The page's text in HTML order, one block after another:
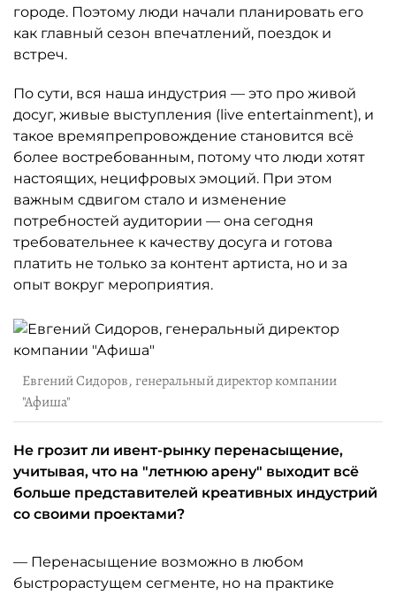
городе. Поэтому люди начали планировать его
как главный сезон впечатлений, поездок и
встреч.
По сути, вся наша индустрия — это про живой
досуг, живые выступления (live entertainment), и
такое времяпрепровождение становится всё
более востребованным, потому что люди хотят
настоящих, нецифровых эмоций. При этом
важным сдвигом стало и изменение
потребностей аудитории — она сегодня
требовательнее к качеству досуга и готова
платить не только за контент артиста, но и за
опыт вокруг мероприятия.
Евгений Сидоров, генеральный директор компании
"Афиша"
Не грозит ли ивент-рынку перенасыщение,
учитывая, что на "летнюю арену" выходит всё
больше представителей креативных индустрий
со своими проектами?
— Перенасыщение возможно в любом
быстрорастущем сегменте, но на практике